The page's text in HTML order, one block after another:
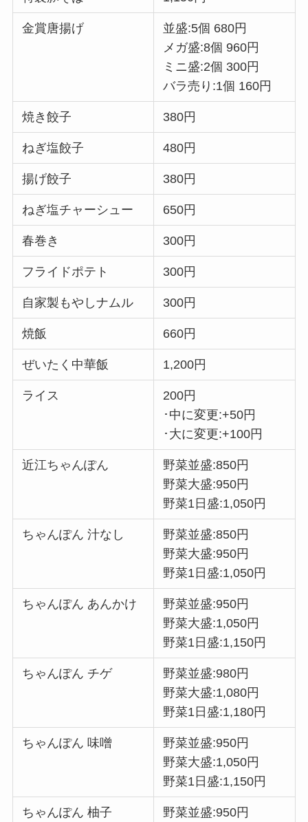
金賞唐揚げ
並盛:5個 680円
メガ盛:8個 960円
ミニ盛:2個 300円
バラ売り:1個 160円
焼き餃子 380円
ねぎ塩餃子 480円
揚げ餃子 380円
ねぎ塩チャーシュー 650円
春巻き 300円
フライドポテト 300円
自家製もやしナムル 300円
焼飯 660円
ぜいたく中華飯 1,200円
ライス
200円
･中に変更:+50円
･大に変更:+100円
近江ちゃんぽん
野菜並盛:850円
野菜大盛:950円
野菜1日盛:1,050円
ちゃんぽん 汁なし
野菜並盛:850円
野菜大盛:950円
野菜1日盛:1,050円
ちゃんぽん あんかけ
野菜並盛:950円
野菜大盛:1,050円
野菜1日盛:1,150円
ちゃんぽん チゲ
野菜並盛:980円
野菜大盛:1,080円
野菜1日盛:1,180円
ちゃんぽん 味噌
野菜並盛:950円
野菜大盛:1,050円
野菜1日盛:1,150円
ちゃんぽん 柚子
野菜並盛:950円